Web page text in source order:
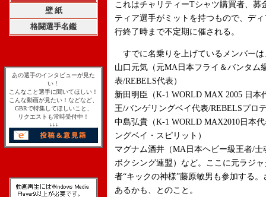
壁 紙
格闘選手名鑑
あの選手のインタビューが見た
い！
こんなこと選手に聞いてほしい！
こんな動画が見たい！などなど、
GBRで特集してほしいこと、
リクエストも常時受付中！
↓↓↓
これはチャリティーTシャツ購買者、募
ティア選手がミットを持つもので、デ
行終了時まで不定期に催される。
すでに名乗りを上げているメンバーは
山口元気（元MA日本フライ＆バンタム
表/REBELS代表）
新田明臣（K-1 WORLD MAX 2005 日
王/バンゲリングベイ代表/REBELSプロ
中島弘貴（K-1 WORLD MAX2010日本
ングベイ・スピリット）
マグナム酒井（MA日本ヘビー級王者/
ボクシング連盟）など。ここに元ラジ
者“キックの神様”藤原敏男も参加する
あるかも、とのこと。